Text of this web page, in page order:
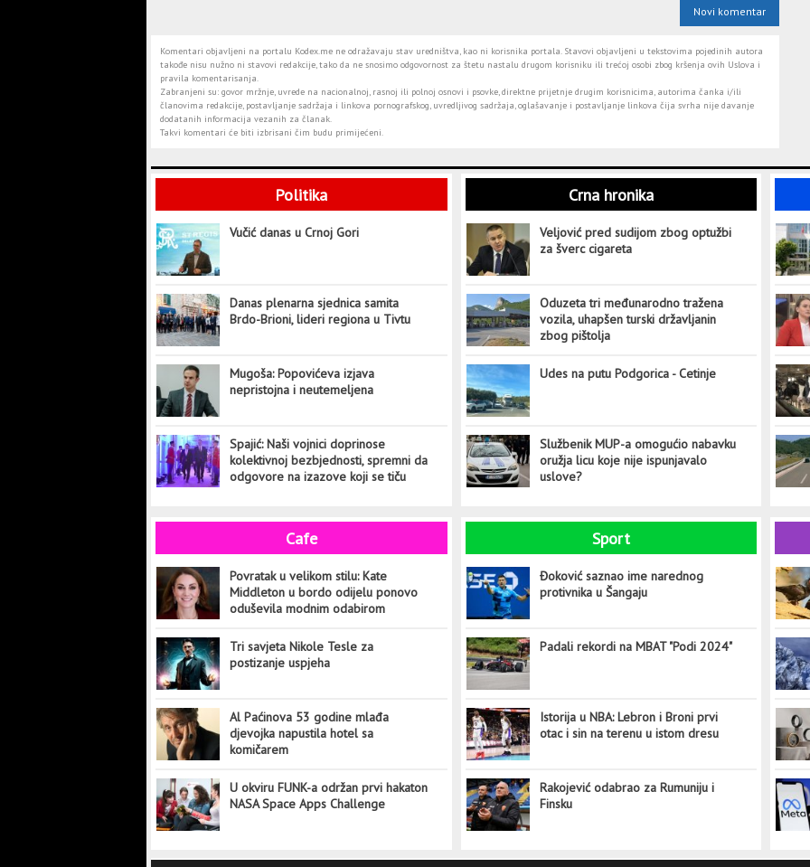
Novi komentar
Komentari objavljeni na portalu Kodex.me ne odražavaju stav uredništva, kao ni korisnika portala. Stavovi objavljeni u tekstovima pojedinih autora
takođe nisu nužno ni stavovi redakcije, tako da ne snosimo odgovornost za štetu nastalu drugom korisniku ili trećoj osobi zbog kršenja ovih Uslova i
pravila komentarisanja.
Zabranjeni su: govor mržnje, uvrede na nacionalnoj, rasnoj ili polnoj osnovi i psovke, direktne prijetnje drugim korisnicima, autorima čanka i/ili
članovima redakcije, postavljanje sadržaja i linkova pornografskog, uvredljivog sadržaja, oglašavanje i postavljanje linkova čija svrha nije davanje
dodatanih informacija vezanih za članak.
Takvi komentari će biti izbrisani čim budu primijećeni.
Politika
Vučić danas u Crnoj Gori
Danas plenarna sjednica samita
Brdo-Brioni, lideri regiona u Tivtu
Mugoša: Popovićeva izjava
nepristojna i neutemeljena
Spajić: Naši vojnici doprinose
kolektivnoj bezbjednosti, spremni da
odgovore na izazove koji se tiču
Crna hronika
Veljović pred sudijom zbog optužbi
za šverc cigareta
Oduzeta tri međunarodno tražena
vozila, uhapšen turski državljanin
zbog pištolja
Udes na putu Podgorica - Cetinje
Službenik MUP-a omogućio nabavku
oružja licu koje nije ispunjavalo
uslove?
Cafe
Povratak u velikom stilu: Kate
Middleton u bordo odijelu ponovo
oduševila modnim odabirom
Tri savjeta Nikole Tesle za
postizanje uspjeha
Al Paćinova 53 godine mlađa
djevojka napustila hotel sa
komičarem
U okviru FUNK-a održan prvi hakaton
NASA Space Apps Challenge
Sport
Đoković saznao ime narednog
protivnika u Šangaju
Padali rekordi na MBAT "Podi 2024"
Istorija u NBA: Lebron i Broni prvi
otac i sin na terenu u istom dresu
Rakojević odabrao za Rumuniju i
Finsku